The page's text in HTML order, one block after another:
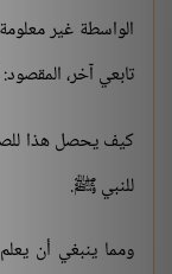
الواسطة غير
تابعي آخر،
كيف يحصل هذا
للنبي ﷺ.
ومما ينبغي أن